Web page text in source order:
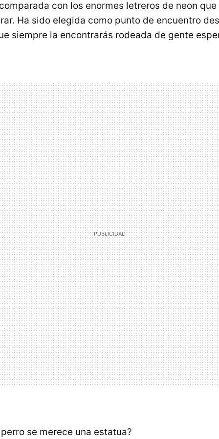
con los enormes letreros de neon que
Ha sido elegida como punto de encuentro
siempre la encontrarás rodeada de gente
se merece una estatua?